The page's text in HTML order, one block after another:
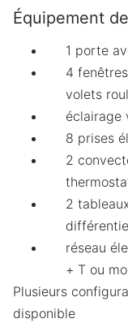
Merci de
pour accéder
Prénom
Nom de
Équipement
1 porte
4
volets
éclairage
8 prises
2
2
réseau
+ T ou
Plusieurs
disponible